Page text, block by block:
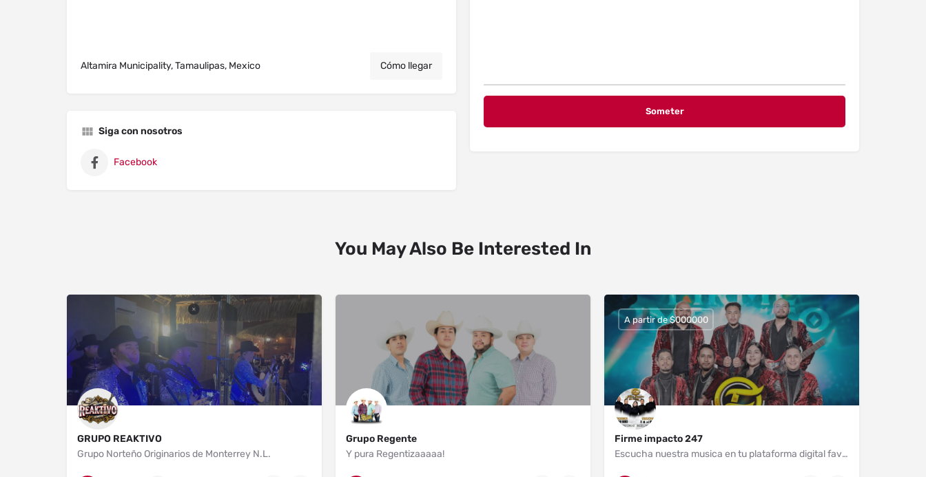
Altamira Municipality, Tamaulipas, Mexico Cómo llegar
Siga con nosotros
Facebook
You May Also Be Interested In
GRUPO REAKTIVO
Grupo Norteño Originarios de Monterrey N.L.
Nuevo León
Grupo Regente
Y pura Regentizaaaaa!
Mexicali
Firme impacto 247
Escucha nuestra musica en tu plataforma digital favorita 🤠🎸🪗 Buscanos como Firme Impacto 24/7 🎧🎶 Contrataciones.🇲🇽📲443 468 6883 - 443 123 0924
Huajumbaro - San José 260
A partir de $000000